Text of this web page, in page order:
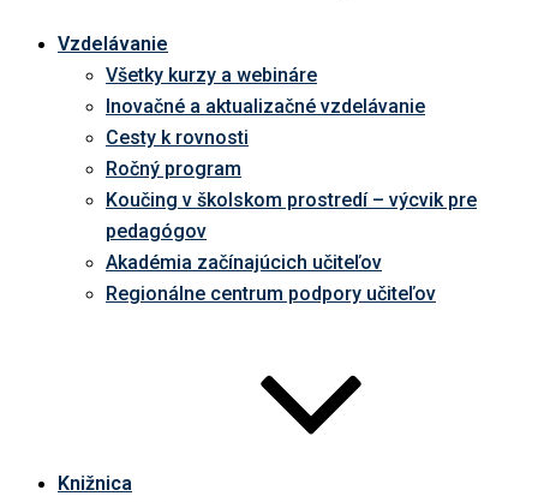
Vzdelávanie
Všetky kurzy a webináre
Inovačné a aktualizačné vzdelávanie
Cesty k rovnosti
Ročný program
Koučing v školskom prostredí – výcvik pre
pedagógov
Akadémia začínajúcich učiteľov
Regionálne centrum podpory učiteľov
Knižnica